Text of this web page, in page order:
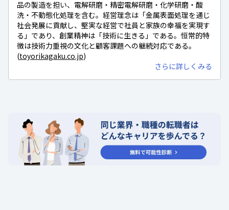
品の製造を担い、電解研磨・精密電解研磨・化学研磨・酸
洗・不動態化処理を含む。経営理念は「金属表面処理を通じ
社会発展に貢献し、堅実な経営で社員と家族の幸福を実現す
る」であり、創業精神は「技術に生きる」である。恒常的特
徴は技術力重視の文化と顧客課題への継続対応である。
(toyorikagaku.co.jp)
さらに詳しくみる